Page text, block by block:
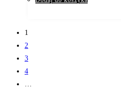
1
2
3
4